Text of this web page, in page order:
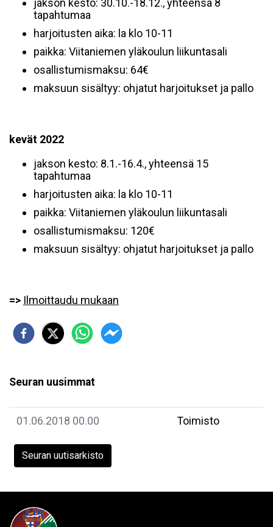
jakson kesto: 30.10.-18.12., yhteensä 8
tapahtumaa
harjoitusten aika: la klo 10-11
paikka: Viitaniemen yläkoulun liikuntasali
osallistumismaksu: 64€
maksuun sisältyy: ohjatut harjoitukset ja pallo
kevät 2022
jakson kesto: 8.1.-16.4., yhteensä 15
tapahtumaa
harjoitusten aika: la klo 10-11
paikka: Viitaniemen yläkoulun liikuntasali
osallistumismaksu: 120€
maksuun sisältyy: ohjatut harjoitukset ja pallo
=> Ilmoittaudu mukaan
Seuran uusimmat
01.06.2018 00.00 Toimisto
Seuran uutisarkisto